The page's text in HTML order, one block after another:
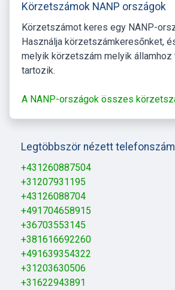
Körzetszámok NANP országok
Körzetszámot keres egy NANP-
Használja körzetszámkeresőnket,
melyik körzetszám melyik államhoz
tartozik.
A NANP-országok összes
Legtöbbször nézett
+431260887504
+31207931195
+43126088704
+491704658915
+36703553145
+381616692260
+491639354322
+31203630506
+31622943891